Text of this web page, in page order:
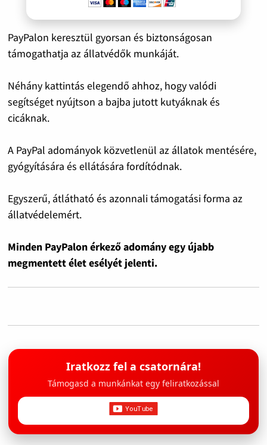
PayPalon keresztül gyorsan és biztonságosan
támogathatja az állatvédők munkáját.
Néhány kattintás elegendő ahhoz, hogy valódi
segítséget nyújtson a bajba jutott kutyáknak és
cicáknak.
A PayPal adományok közvetlenül az állatok mentésére,
gyógyítására és ellátására fordítódnak.
Egyszerű, átlátható és azonnali támogatási forma az
állatvédelemért.
Minden PayPalon érkező adomány egy újabb
megmentett élet esélyét jelenti.
Iratkozz fel a csatornára!
Támogasd a munkánkat egy feliratkozással